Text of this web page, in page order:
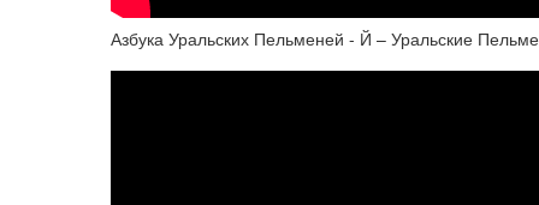
Азбука Уральских Пельменей - Й – Уральские